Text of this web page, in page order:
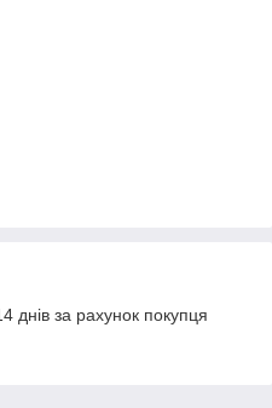
днів за рахунок покупця